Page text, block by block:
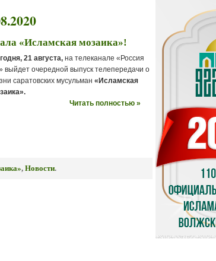
«Исламская мозаика»!
21 августа, на телеканале «Россия
выйдет очередной выпуск телепередачи о
саратовских мусульман «Исламская
Читать полностью »
, Новости.